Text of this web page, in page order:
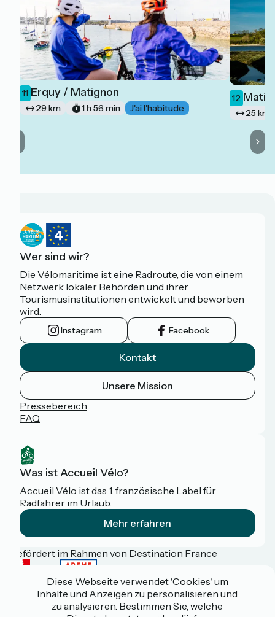
11 Erquy / Matignon
29 km 1 h 56 min J'ai l'habitude
12
25 km
Wer sind wir?
Die Vélomaritime ist eine Radroute, die von einem
Netzwerk lokaler Behörden und ihrer
Tourismusinstitutionen entwickelt und beworben
wird.
Instagram Facebook
Kontakt
Unsere Mission
Pressebereich
FAQ
Was ist Accueil Vélo?
Accueil Vélo ist das 1. französische Label für
Radfahrer im Urlaub.
Mehr erfahren
Gefördert im Rahmen von Destination France
Espace pro / presse
Diese Webseite verwendet 'Cookies' um
Inhalte und Anzeigen zu personalisieren und
zu analysieren. Bestimmen Sie, welche